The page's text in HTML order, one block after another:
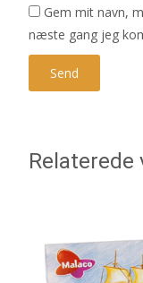
Gem mit navn,
næste gang jeg
Relaterede